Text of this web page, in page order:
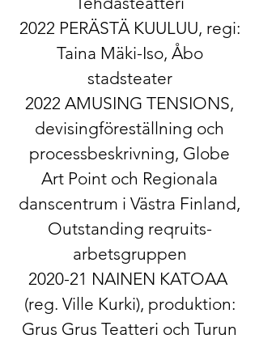
2022 PERÄSTÄ KUULUU, regi:
Taina Mäki-Iso, Åbo
stadsteater
2022 AMUSING TENSIONS,
devisingföreställning och
processbeskrivning, Globe
Art Point och Regionala
danscentrum i Västra Finland,
Outstanding reqruits-
arbetsgruppen
2020-21​ NAINEN KATOAA ​
(reg. Ville Kurki), produktion:
Grus Grus Teatteri och Turun